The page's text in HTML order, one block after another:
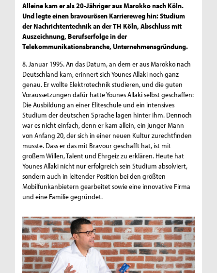
Alleine kam er als 20-Jähriger aus Marokko nach Köln.
Und legte einen bravourösen Karriereweg hin: Studium
der Nachrichtentechnik an der TH Köln, Abschluss mit
Auszeichnung, Berufserfolge in der
Telekommunikationsbranche, Unternehmensgründung.
8. Januar 1995. An das Datum, an dem er aus Marokko nach
Deutschland kam, erinnert sich Younes Allaki noch ganz
genau. Er wollte Elektrotechnik studieren, und die guten
Voraussetzungen dafür hatte Younes Allaki selbst geschaffen:
Die Ausbildung an einer Eliteschule und ein intensives
Studium der deutschen Sprache lagen hinter ihm. Dennoch
war es nicht einfach, denn er kam allein, ein junger Mann
von Anfang 20, der sich in einer neuen Kultur zurechtfinden
musste. Dass er das mit Bravour geschafft hat, ist mit
großem Willen, Talent und Ehrgeiz zu erklären. Heute hat
Younes Allaki nicht nur erfolgreich sein Studium absolviert,
sondern auch in leitender Position bei den größten
Mobilfunkanbietern gearbeitet sowie eine innovative Firma
und eine Familie gegründet.